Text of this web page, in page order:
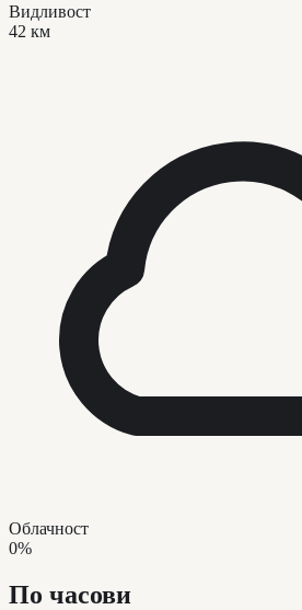
Видливост
42 км
Облачност
0%
По часови